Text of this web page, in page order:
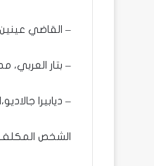
– القاضي
– بتار العربي،
– ديابيرا
الشخص